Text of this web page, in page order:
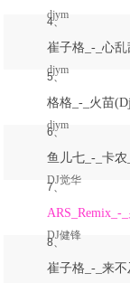
djym
4、
djym
5、
djym
6、
DJ觉华
7、
DJ健锋
8、